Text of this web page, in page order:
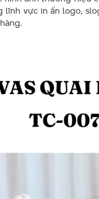
vực in ấn logo,